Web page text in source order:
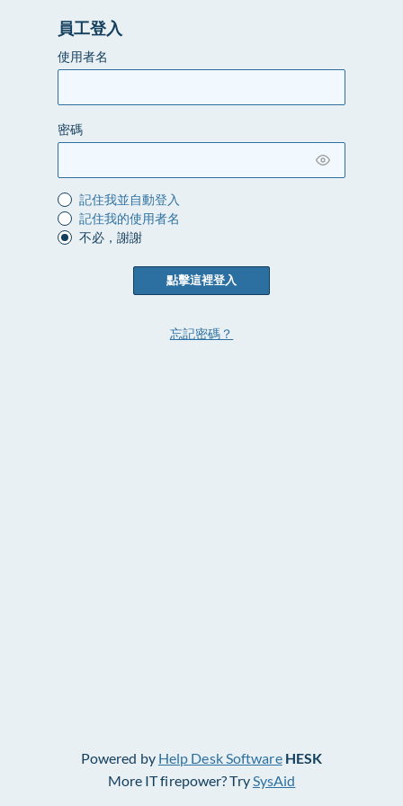
員工登入
使用者名
密碼
記住我並自動登入
記住我的使用者名
不必，謝謝
點擊這裡登入
忘記密碼？
Powered by Help Desk Software HESK
More IT firepower? TrySysAid